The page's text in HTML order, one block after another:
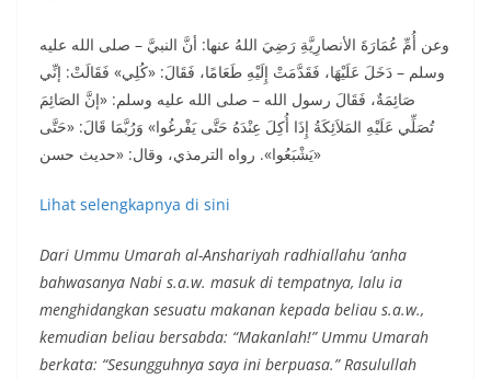
وعن أُمِّ عُمَارَةَ الأنصارِيَّةِ رَضِيَ اللهُ عنها: أنَّ النبيَّ – صلى الله عليه
وسلم – دَخَلَ عَلَيْهَا، فَقَدَّمَتْ إِلَيْهِ طَعَامًا، فَقَالَ: «كُلِي» فَقَالَتْ: إنِّي
صَائِمَةٌ، فَقَالَ رسول الله – صلى الله عليه وسلم: «إنَّ الصَائِمَ
تُصَلِّي عَلَيْهِ المَلاَئِكَةُ إِذَا أُكِلَ عِنْدَهُ حَتَّى يَفْرغُوا» وَرُبَّمَا قَالَ: «حَتَّى
يَشْبَعُوا». رواه الترمذي، وقال: «حديث حسن»
Lihat selengkapnya di sini
Dari Ummu Umarah al-Anshariyah radhiallahu ‘anha
bahwasanya Nabi s.a.w. masuk di tempatnya, lalu ia
menghidangkan sesuatu makanan kepada beliau s.a.w.,
kemudian beliau bersabda: “Makanlah!” Ummu Umarah
berkata: “Sesungguhnya saya ini berpuasa.” Rasulullah